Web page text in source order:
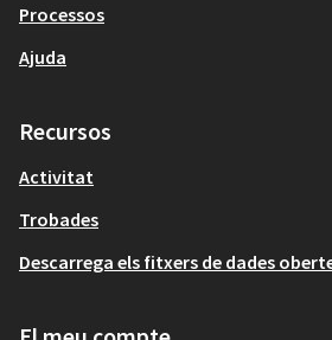
Processos
Ajuda
Recursos
Activitat
Trobades
Descarrega els fitxers de dades